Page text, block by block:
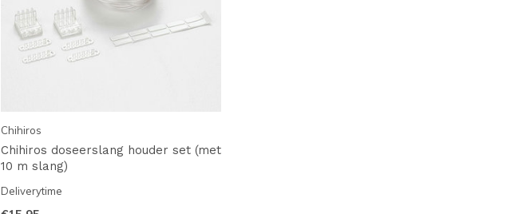
Chihiros
Chihiros doseerslang houder set (met
10 m slang)
Deliverytime